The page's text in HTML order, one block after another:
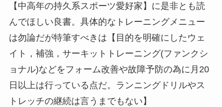
【中高年の持久系スポーツ愛好家】に是非とも読
んでほしい良書。具体的なトレーニングメニュー
は勿論だが特筆すべきは【目的を明確にしたウェ
イト，補強，サーキットトレーニング(ファンクシ
ョナル)などをフォーム改善や故障予防の為に月20
日以上は行っている点だ。ランニングドリルやス
トレッチの継続は言うまでもない】